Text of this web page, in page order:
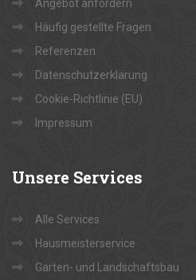
Angebot anfordern
Häufig gestellte Fragen
Referenzen
Datenschutzerklärung
Cookie-Richtlinie (EU)
Impressum
Unsere Services
Alle Services
Hausmeisterservice
Garten- und Landschaftsbau